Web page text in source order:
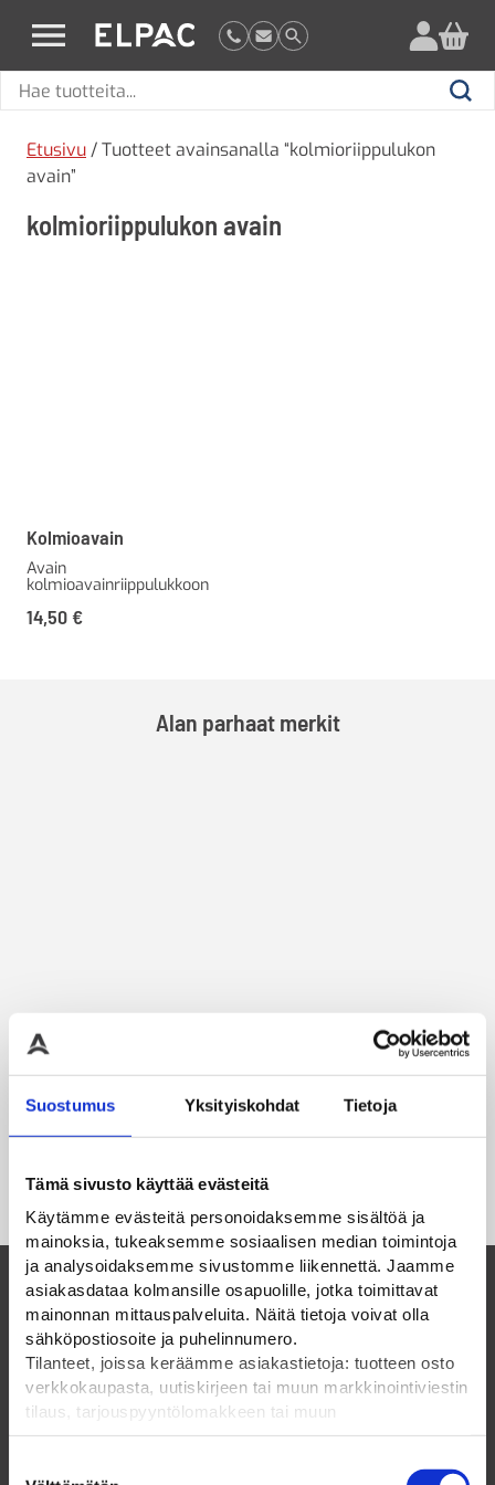
Suostumus Yksityiskohdat Tietoja
Tämä sivusto käyttää evästeitä
Käytämme evästeitä personoidaksemme sisältöä ja
mainoksia, tukeaksemme sosiaalisen median toimintoja
ja analysoidaksemme sivustomme liikennettä. Jaamme
asiakasdataa kolmansille osapuolille, jotka toimittavat
mainonnan mittauspalveluita. Näitä tietoja voivat olla
sähköpostiosoite ja puhelinnumero.
Tilanteet, joissa keräämme asiakastietoja: tuotteen osto
verkkokaupasta, uutiskirjeen tai muun markkinointiviestin
tilaus, tarjouspyyntölomakkeen tai muun
yhteydenottolomakkeen lähettäminen, käyttäjätilin
elpac.fi
Hae
Hae
Etusivu / Tuotteet avainsanalla “kolmioriippulukon
avain”
kolmioriippulukon avain
Kolmioavain
Avain
kolmioavainriippulukkoon
14,50 €
Alan parhaat merkit
Suomalainen perheyritys ja luotettava
kumppani vuodesta 1985
ELPAC OY